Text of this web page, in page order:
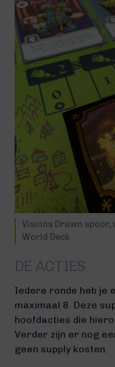
Visions Drawn spoor,
World Deck
DE ACTIES
Iedere ronde heb je
maximaal 8. Deze
hoofdacties die
Verder zijn er nog
geen supply kosten.